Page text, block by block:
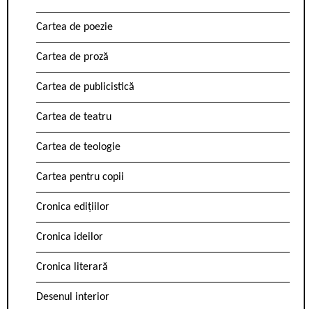
Cartea de poezie
Cartea de proză
Cartea de publicistică
Cartea de teatru
Cartea de teologie
Cartea pentru copii
Cronica edițiilor
Cronica ideilor
Cronica literară
Desenul interior